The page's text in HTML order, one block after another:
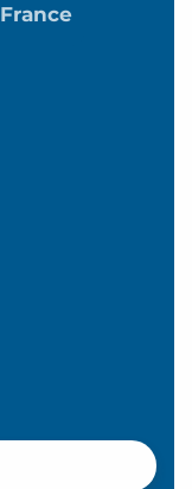
France